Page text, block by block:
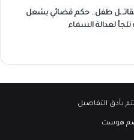
طفل.. حكم قضائي يشعل
لعدالة السماء
بأدق التفاصيل
هوست